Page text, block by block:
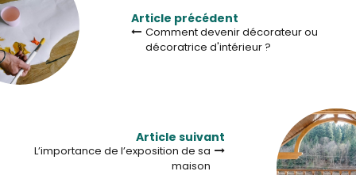
Article précédent
Comment devenir décorateur ou
décoratrice d'intérieur ?
Article suivant
L’importance de l’exposition de sa
maison